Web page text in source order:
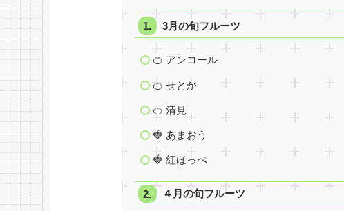
3月の旬フルーツ
🍊 アンコール
🍊 せとか
🍊 清見
🍓 あまおう
🍓 紅ほっぺ
４月の旬フルーツ